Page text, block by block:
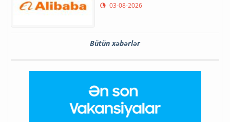
03-08-2026
Bütün xəbərlər